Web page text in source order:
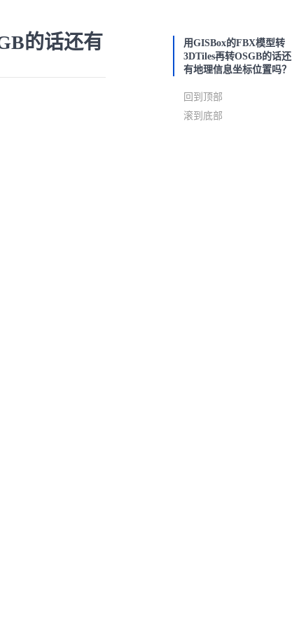
的话还有
用GISBox的FBX模型转
3DTiles再转OSGB的话还
有地理信息坐标位置吗？
回到顶部
滚到底部